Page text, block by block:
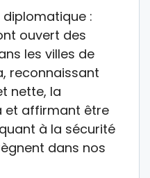
diplomatique :
ouvert des
les villes de
reconnaissant
nette, la
et affirmant être
à la sécurité
dans nos